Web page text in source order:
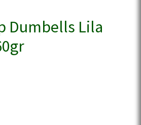
Dumbells Lila